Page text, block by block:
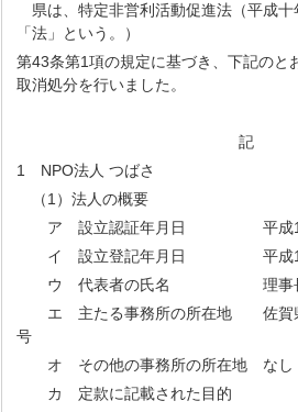
県は、特定非営利活動促進法（平成十
「法」という。）
第43条第1項の規定に基づき、下記のと
取消処分を行いました。
記
1 NPO法人 つばさ
（1）法人の概要
ア 設立認証年月日 平成18
イ 設立登記年月日 平成18
ウ 代表者の氏名 理事長
エ 主たる事務所の所在地 佐賀県
号
オ その他の事務所の所在地 なし
カ 定款に記載された目的